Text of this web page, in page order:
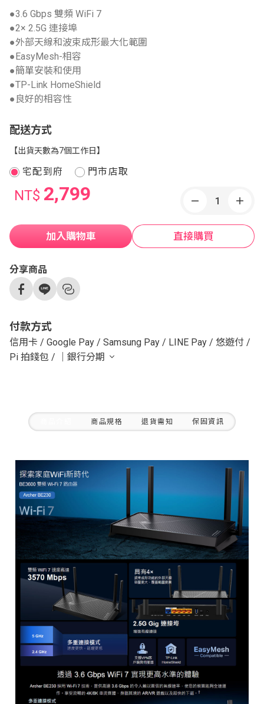
●3.6 Gbps 雙頻 WiFi 7
●2× 2.5G 連接埠
●外部天線和波束成形最大化範圍
●EasyMesh-相容
●簡單安裝和使用
●TP-Link HomeShield
●良好的相容性
配送方式
【出貨天數為7個工作日】
宅配到府 門市店取
NT$ 2,799
加入購物車 直接購買
分享商品
付款方式
信用卡 / Google Pay / Samsung Pay / LINE Pay / 悠遊付 /
Pi 拍錢包 / ｜銀行分期
商品規格 退貨需知 保固資訊